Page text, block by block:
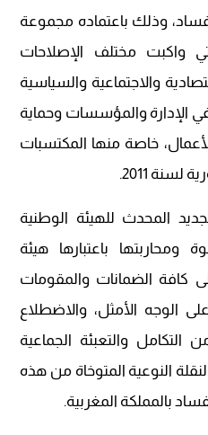
وذلك باعتماده مجموعة
واكبت مختلف الإصلاحات
والاجتماعية والسياسية
الإدارة والمؤسسات وحماية
خاصة منها المكتسبات
2011.
المحدث للهيئة الوطنية
ومحاربتها باعتبارها هيئة
كافة الضمانات والمقومات
الوجه الأمثل، والاضطلاع
والتعبئة الجماعية
النوعية المتوخاة من هذه
بالمملكة المغربية.